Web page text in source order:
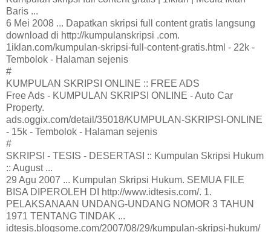
Baris ...
6 Mei 2008 ... Dapatkan skripsi full content gratis langsung
download di http://kumpulanskripsi .com.
1iklan.com/kumpulan-skripsi-full-content-gratis.html - 22k -
Tembolok - Halaman sejenis
#
KUMPULAN SKRIPSI ONLINE :: FREE ADS
Free Ads - KUMPULAN SKRIPSI ONLINE - Auto Car
Property.
ads.oggix.com/detail/35018/KUMPULAN-SKRIPSI-ONLINE
- 15k - Tembolok - Halaman sejenis
#
SKRIPSI - TESIS - DESERTASI :: Kumpulan Skripsi Hukum
:: August ...
29 Agu 2007 ... Kumpulan Skripsi Hukum. SEMUA FILE
BISA DIPEROLEH DI http://www.idtesis.com/. 1.
PELAKSANAAN UNDANG-UNDANG NOMOR 3 TAHUN
1971 TENTANG TINDAK ...
idtesis.blogsome.com/2007/08/29/kumpulan-skripsi-hukum/